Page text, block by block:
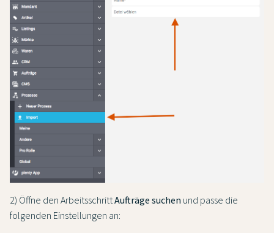
2) Öffne den ArbeitsschrittAufträge suchen und passe die
folgenden Einstellungen an: